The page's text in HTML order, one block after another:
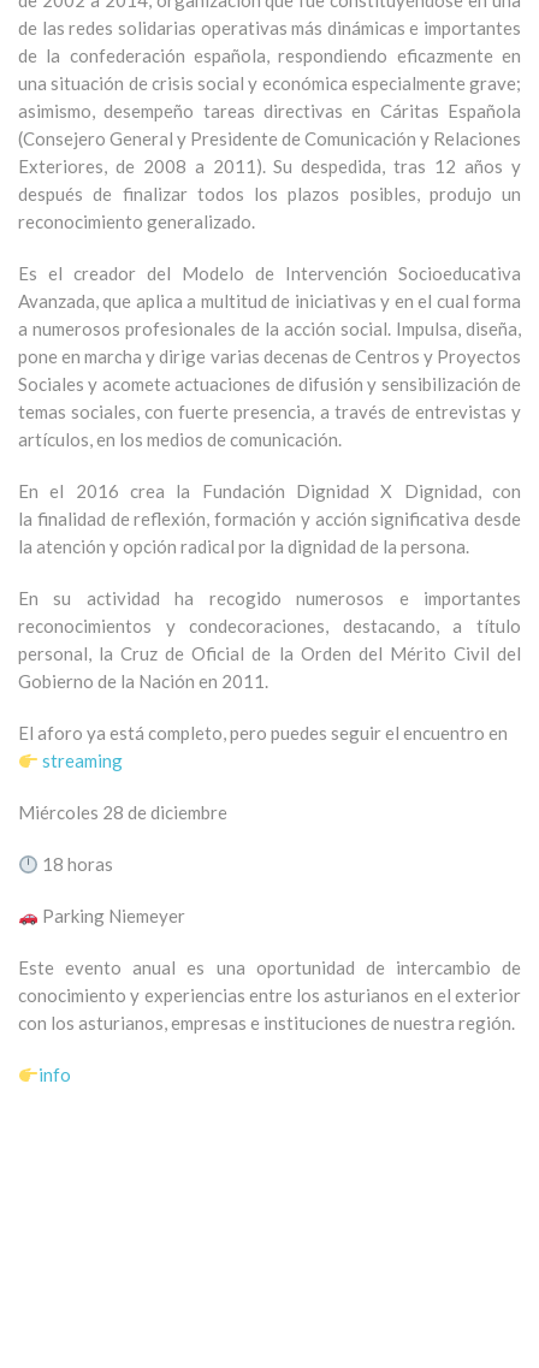
de las redes solidarias operativas más dinámicas e importantes
de la confederación española, respondiendo eficazmente en
una situación de crisis social y económica especialmente grave;
asimismo, desempeño tareas directivas en Cáritas Española
(Consejero General y Presidente de Comunicación y Relaciones
Exteriores, de 2008 a 2011). Su despedida, tras 12 años y
después de finalizar todos los plazos posibles, produjo un
reconocimiento generalizado.
Es el creador del Modelo de Intervención Socioeducativa
Avanzada, que aplica a multitud de iniciativas y en el cual forma
a numerosos profesionales de la acción social. Impulsa, diseña,
pone en marcha y dirige varias decenas de Centros y Proyectos
Sociales y acomete actuaciones de difusión y sensibilización de
temas sociales, con fuerte presencia, a través de entrevistas y
artículos, en los medios de comunicación.
En el 2016 crea la Fundación Dignidad X Dignidad, con
la finalidad de reflexión, formación y acción significativa desde
la atención y opción radical por la dignidad de la persona.
En su actividad ha recogido numerosos e importantes
reconocimientos y condecoraciones, destacando, a título
personal, la Cruz de Oficial de la Orden del Mérito Civil del
Gobierno de la Nación en 2011.
El aforo ya está completo, pero puedes seguir el encuentro en
streaming
Miércoles 28 de diciembre
18 horas
Parking Niemeyer
Este evento anual es una oportunidad de intercambio de
conocimiento y experiencias entre los asturianos en el exterior
con los asturianos, empresas e instituciones de nuestra región.
info